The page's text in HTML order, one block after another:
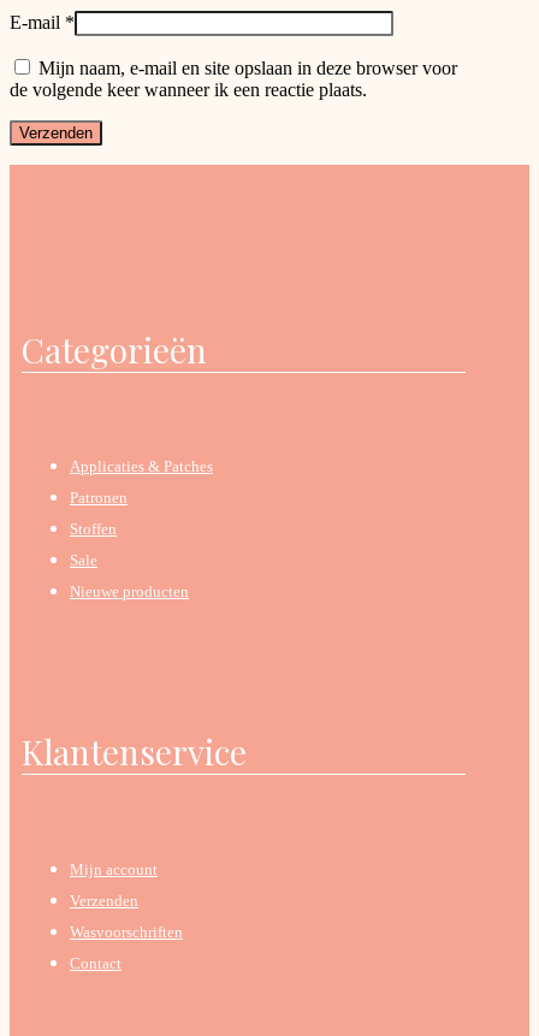
E-mail *
Mijn naam, e-mail en site opslaan in deze browser voor
de volgende keer wanneer ik een reactie plaats.
Categorieën
Applicaties & Patches
Patronen
Stoffen
Sale
Nieuwe producten
Klantenservice
Mijn account
Verzenden
Wasvoorschriften
Contact